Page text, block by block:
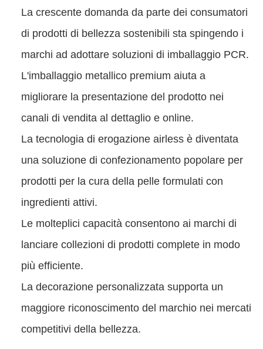
La crescente domanda da parte dei consumatori
di prodotti di bellezza sostenibili sta spingendo i
marchi ad adottare soluzioni di imballaggio PCR.
L'imballaggio metallico premium aiuta a
migliorare la presentazione del prodotto nei
canali di vendita al dettaglio e online.
La tecnologia di erogazione airless è diventata
una soluzione di confezionamento popolare per
prodotti per la cura della pelle formulati con
ingredienti attivi.
Le molteplici capacità consentono ai marchi di
lanciare collezioni di prodotti complete in modo
più efficiente.
La decorazione personalizzata supporta un
maggiore riconoscimento del marchio nei mercati
competitivi della bellezza.